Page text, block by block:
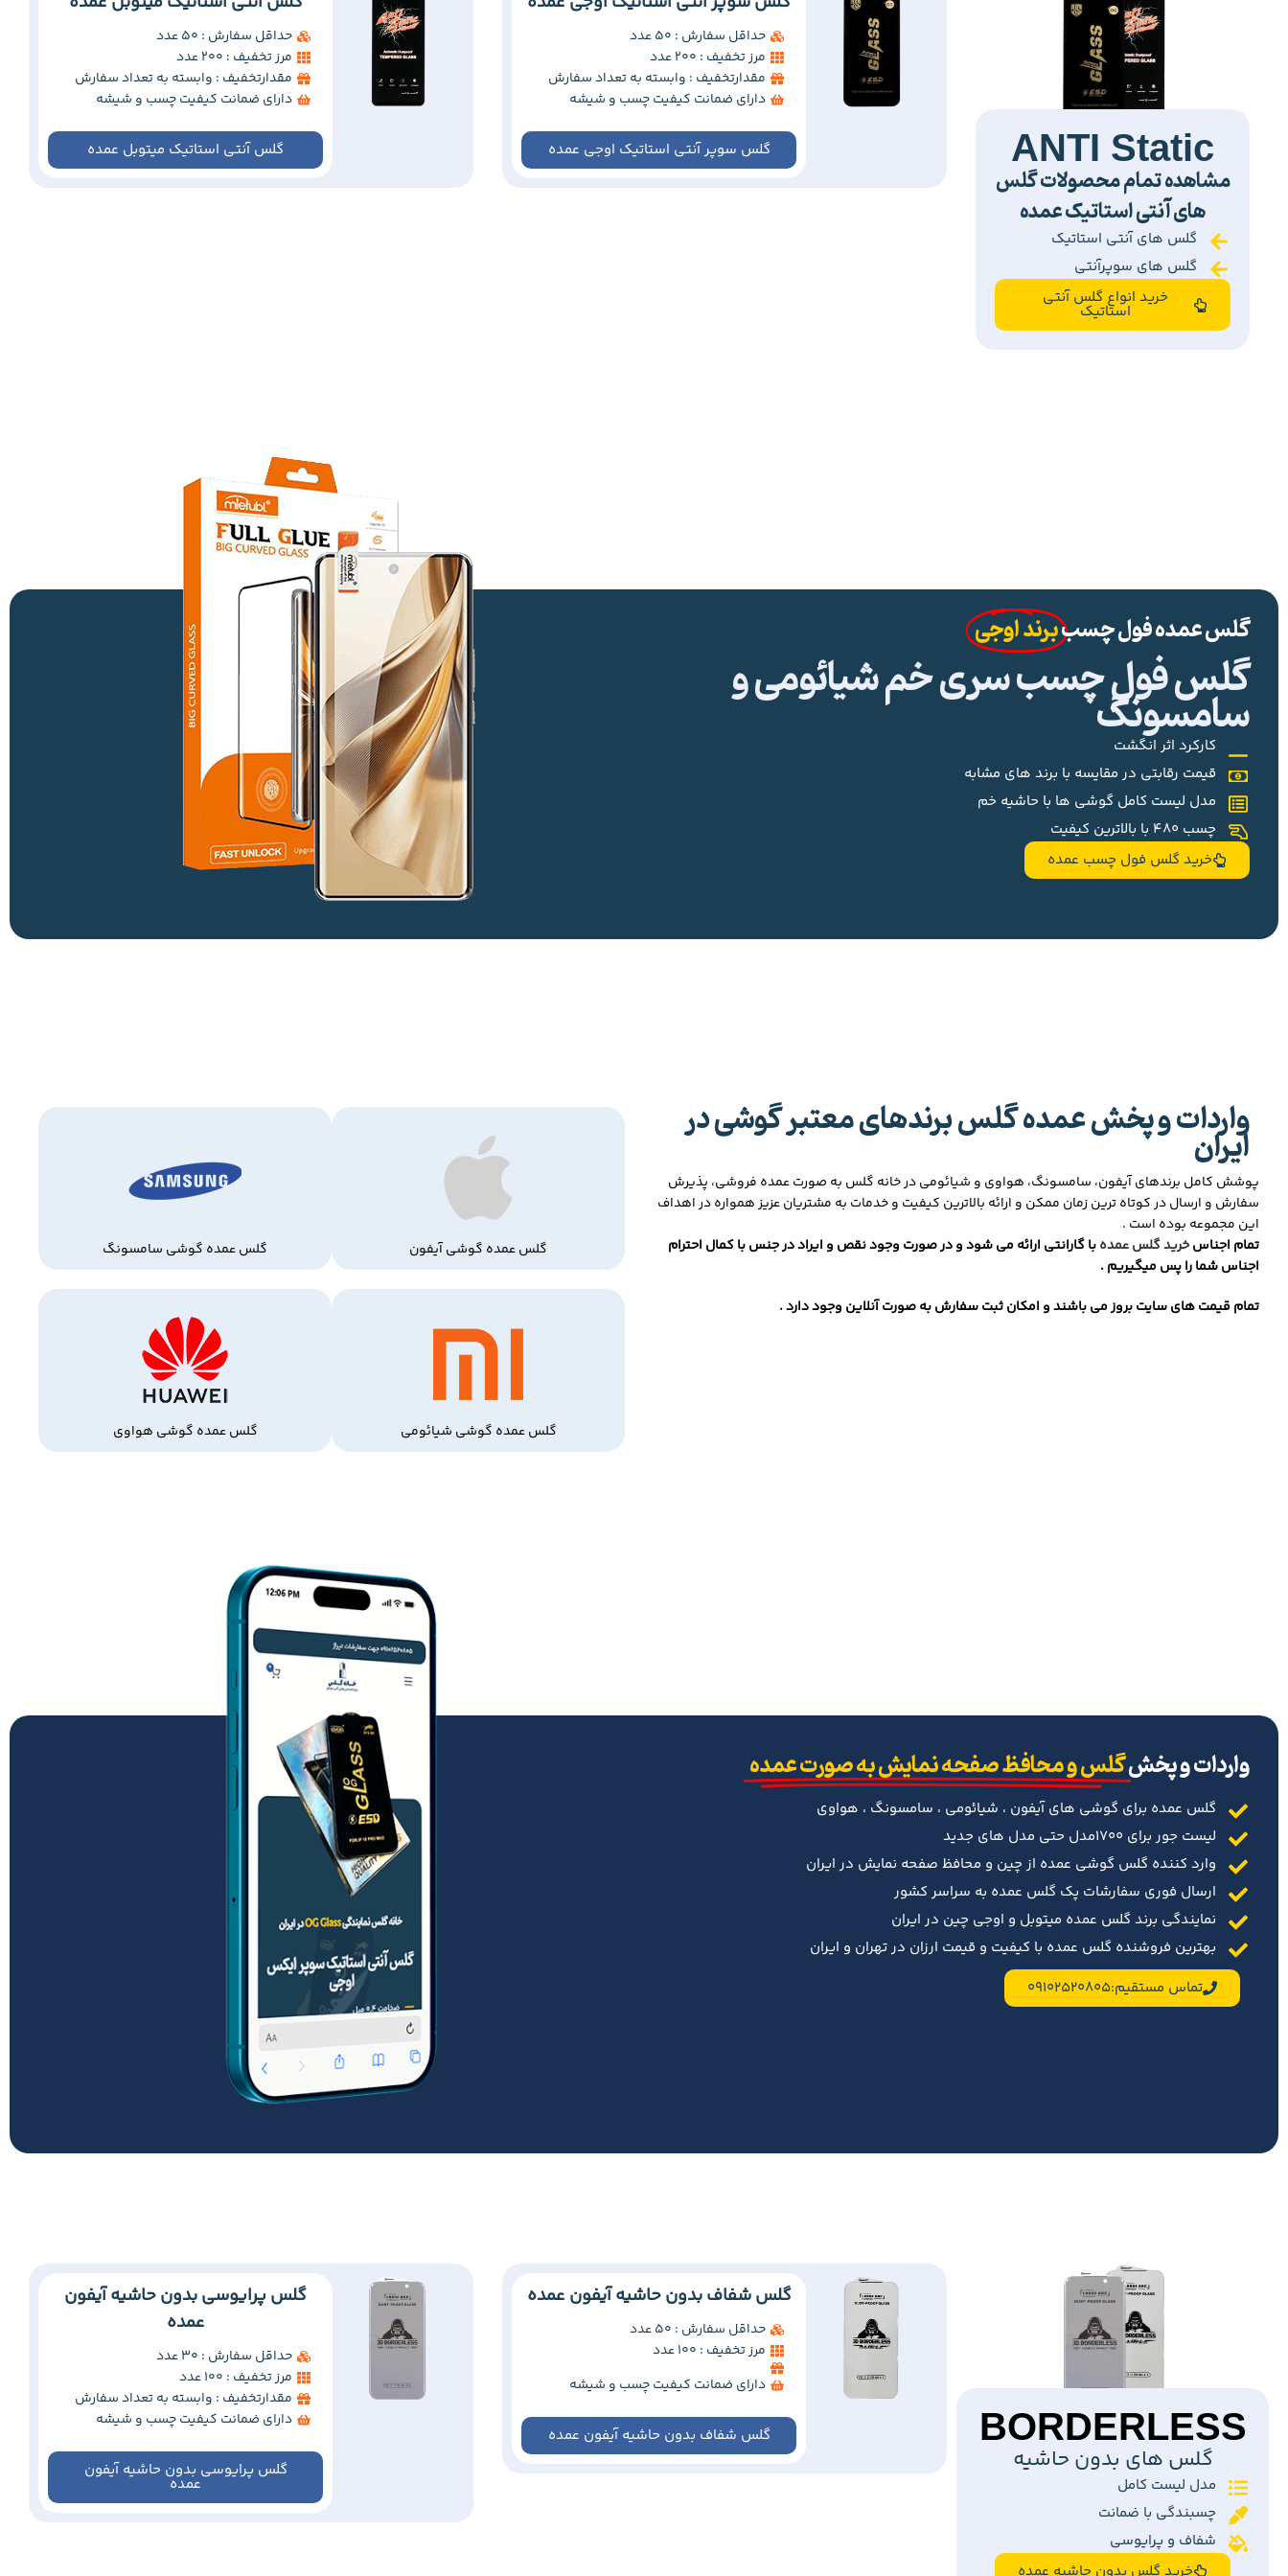
ANTI Static
مشاهده تمام محصولات گلس
های آنتی استاتیک عمده
گلس های آنتی استاتیک
گلس های سوپرآنتی
خرید انواع گلس آنتی
استاتیک
حداقل سفارش : 50 عدد
مرز تخفیف : 200 عدد
مقدارتخفیف : وابسته به تعداد سفارش
دارای ضمانت کیفیت چسب و شیشه
گلس سوپر آنتی استاتیک اوجی عمده
حداقل سفارش : 50 عدد
مرز تخفیف : 200 عدد
مقدارتخفیف : وابسته به تعداد سفارش
دارای ضمانت کیفیت چسب و شیشه
گلس آنتی استاتیک میتوبل عمده
گلس عمده فول چسببرند اوجی
گلس فول چسب سری خم شیائومی و
سامسونگ
کارکرد اثر انگشت
قیمت رقابتی در مقایسه با برند های مشابه
مدل لیست کامل گوشی ها با حاشیه خم
چسب 480 با بالاترین کیفیت
خرید گلس فول چسب عمده
واردات و پخش عمده گلس برندهای معتبر گوشی در
ایران
پوشش کامل برندهای آیفون، سامسونگ، هواوی و شیائومی در خانه گلس به صورت عمده فروشی، پذیرش
سفارش و ارسال در کوتاه ترین زمان ممکن و ارائه بالاترین کیفیت و خدمات به مشتریان عزیز همواره در اهداف
این مجموعه بوده است .
تمام اجناسخرید گلس عمدهبا گارانتی ارائه می شود و در صورت وجود نقص و ایراد در جنس با کمال احترام
اجناس شما را پس میگیریم .
تمام قیمت های سایت بروز می باشند و امکان ثبت سفارش به صورت آنلاین وجود دارد .
گلس عمده گوشی آیفون گلس عمده گوشی سامسونگ
گلس عمده گوشی شیائومی گلس عمده گوشی هواوی
‌واردات و پخشگلس و محافظ صفحه نمایش به صورت عمده
گلس عمده برای گوشی های آیفون ، شیائومی ، سامسونگ ، هواوی
لیست جور برای 1700مدل حتی مدل های جدید
وارد کننده گلس گوشی عمده از چین و محافظ صفحه نمایش در ایران
ارسال فوری سفارشات پک گلس عمده به سراسر کشور
نمایندگی برند گلس عمده میتوبل و اوجی چین در ایران
بهترین فروشنده گلس عمده با کیفیت و قیمت ارزان در تهران و ایران
تماس مستقیم:09102520805
BORDERLESS
گلس های بدون حاشیه
مدل لیست کامل
چسبندگی با ضمانت
شفاف و پرایوسی
گلس شفاف بدون حاشیه آیفون عمده
حداقل سفارش : 50 عدد
مرز تخفیف : 100 عدد
دارای ضمانت کیفیت چسب و شیشه
گلس شفاف بدون حاشیه آیفون عمده
گلس پرایوسی بدون حاشیه آیفون
عمده
حداقل سفارش : 30 عدد
مرز تخفیف : 100 عدد
مقدارتخفیف : وابسته به تعداد سفارش
دارای ضمانت کیفیت چسب و شیشه
گلس پرایوسی بدون حاشیه آیفون
عمده